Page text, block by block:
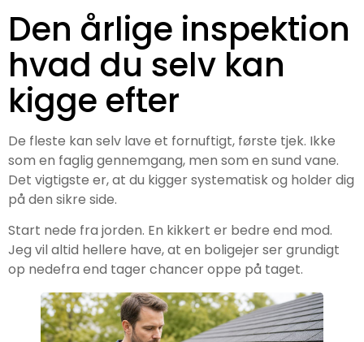
Den årlige inspektion
hvad du selv kan
kigge efter
De fleste kan selv lave et fornuftigt, første tjek. Ikke
som en faglig gennemgang, men som en sund vane.
Det vigtigste er, at du kigger systematisk og holder dig
på den sikre side.
Start nede fra jorden. En kikkert er bedre end mod.
Jeg vil altid hellere have, at en boligejer ser grundigt
op nedefra end tager chancer oppe på taget.